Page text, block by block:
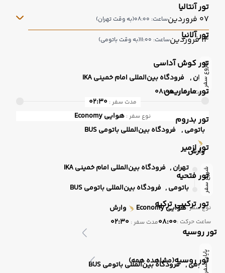
تور آنتالیا
تور آلانیا
تور کوش آداسی
تور مارماریس
تور بدروم
تور ازمیر
تور فتحیه
تور ترکیبی ترکیه
تور روسیه
تور روسیه(مشاهده همه)
07 فروردین ساعت: 08:00 (به وقت تهران)
14 فروردین ساعت: 11:00 (به وقت باتومی)
شروع سفر
تهران , فرودگاه بین‌المللی امام خمینی IKA
ساعت حرکت :08:00
مدت سفر :02:30
نوع سفر : هوایی
باتومی , فرودگاه بین‌المللی باتومی BUS
وارش
شروع سفر تهران , فرودگاه بین‌المللی امام خمینی IKA
باتومی , فرودگاه بین‌المللی باتومی BUS
نوع سفر :هواییEconomy وارش
ساعت حرکت :08:00مدت سفر : 02:30
پایان سفر
باتومی , فرودگاه بین‌المللی باتومی BUS